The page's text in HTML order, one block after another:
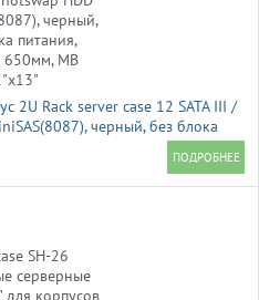
2U Rack server case 12 SATA III /
черный, без блока
650мм, MB 12"x13"